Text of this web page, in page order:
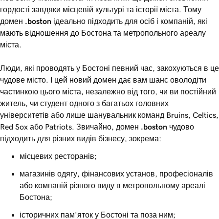
гордості завдяки місцевій культурі та історії міста. Тому
домен .boston ідеально підходить для осіб і компаній, які
мають відношення до Бостона та метропольного ареалу
міста.
Люди, які проводять у Бостоні певний час, закохуються в це
чудове місто. І цей новий домен дає вам шанс оволодіти
частинкою цього міста, незалежно від того, чи ви постійний
житель, чи студент одного з багатьох головних
університетів або лише шанувальник команд Bruins, Celtics,
Red Sox або Patriots. Звичайно, домен .boston чудово
підходить для різних видів бізнесу, зокрема:
місцевих ресторанів;
магазинів одягу, фінансових установ, професіоналів
або компаній різного виду в метропольному ареалі
Бостона;
історичних пам’яток у Бостоні та поза ним;